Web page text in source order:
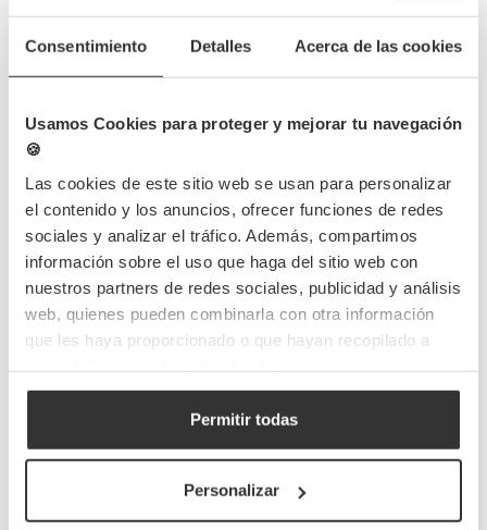
Consentimiento Detalles Acerca de las cookies
Usamos Cookies para proteger y mejorar tu navegación
🍪
Las cookies de este sitio web se usan para personalizar
el contenido y los anuncios, ofrecer funciones de redes
sociales y analizar el tráfico. Además, compartimos
información sobre el uso que haga del sitio web con
nuestros partners de redes sociales, publicidad y análisis
web, quienes pueden combinarla con otra información
que les haya proporcionado o que hayan recopilado a
Permitir todas
Personalizar
Detalles del producto
Completa tu pedido
kraft con asas
Bolsas de papel
blancas con asa
blancas asa